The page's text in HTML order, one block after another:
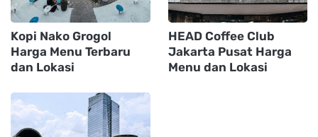
Kopi Nako Grogol
Harga Menu Terbaru
dan Lokasi
HEAD Coffee Club
Jakarta Pusat Harga
Menu dan Lokasi